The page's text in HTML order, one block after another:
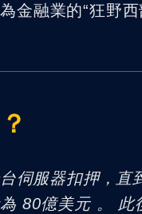
金融業的“狂野西
伺服器扣押，
80億美元 。